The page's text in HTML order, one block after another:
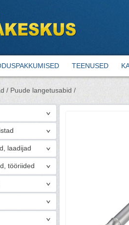
TEENUSED
/ Puude langetusabid /
laadijad
tööriided